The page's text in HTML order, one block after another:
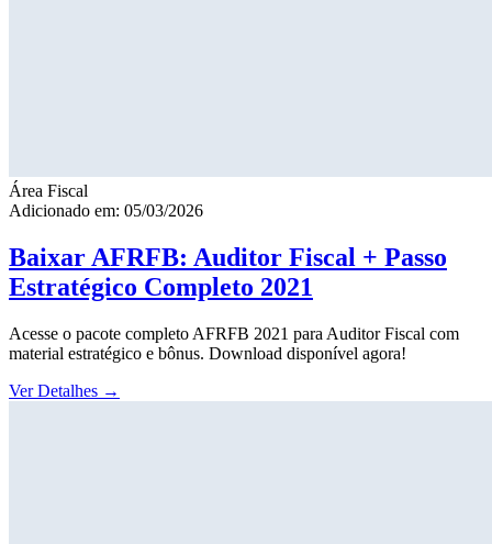
Área Fiscal
Adicionado em: 05/03/2026
Baixar AFRFB: Auditor Fiscal + Passo
Estratégico Completo 2021
Acesse o pacote completo AFRFB 2021 para Auditor Fiscal com
material estratégico e bônus. Download disponível agora!
Ver Detalhes →